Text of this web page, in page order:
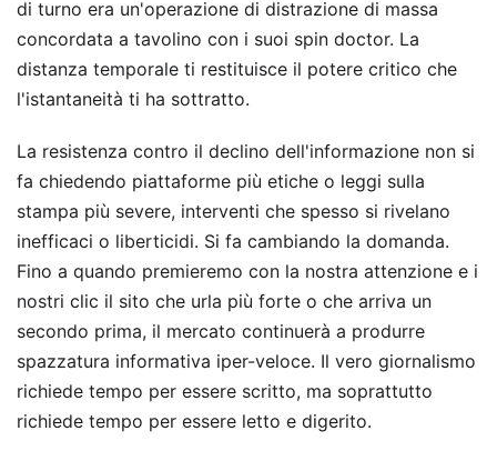
di turno era un'operazione di distrazione di massa
concordata a tavolino con i suoi spin doctor. La
distanza temporale ti restituisce il potere critico che
l'istantaneità ti ha sottratto.
La resistenza contro il declino dell'informazione non si
fa chiedendo piattaforme più etiche o leggi sulla
stampa più severe, interventi che spesso si rivelano
inefficaci o liberticidi. Si fa cambiando la domanda.
Fino a quando premieremo con la nostra attenzione e i
nostri clic il sito che urla più forte o che arriva un
secondo prima, il mercato continuerà a produrre
spazzatura informativa iper-veloce. Il vero giornalismo
richiede tempo per essere scritto, ma soprattutto
richiede tempo per essere letto e digerito.